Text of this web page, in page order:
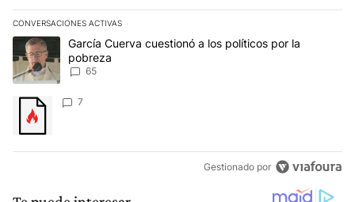
CONVERSACIONES ACTIVAS
Este listado muestra los artículos con más comentarios en los
Un artículo de tendencia con el título "García Cuerva cuestionó
García Cuerva cuestionó a los políticos por la
pobreza
65
Un artículo de tendencia con el título "" con 7 comentarios.
7
Gestionado por